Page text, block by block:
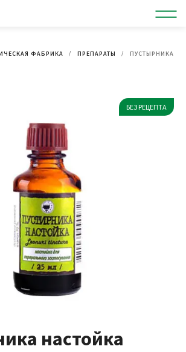
ФАБРИКА ПРЕПАРАТЫ
ПУСТЫРНИКА
БЕЗ РЕЦЕПТА
настойка